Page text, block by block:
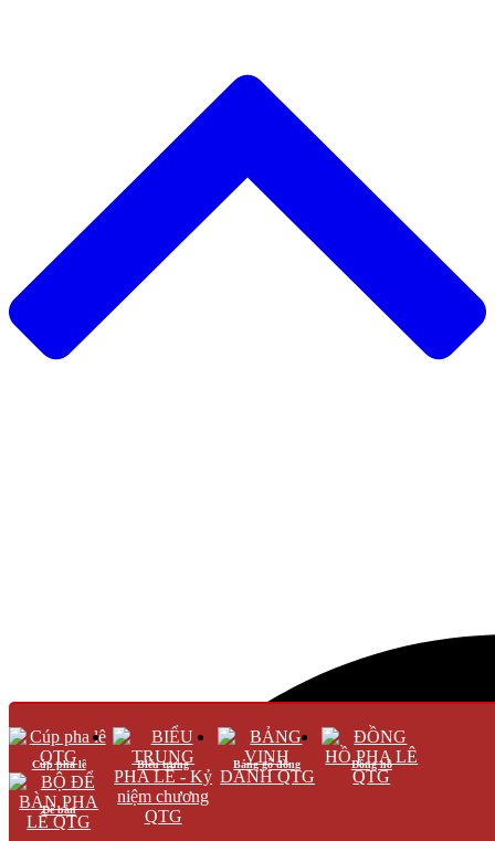
Cúp pha lê Biểu trưng Bảng gỗ đồng Đồng hồ
Để bàn